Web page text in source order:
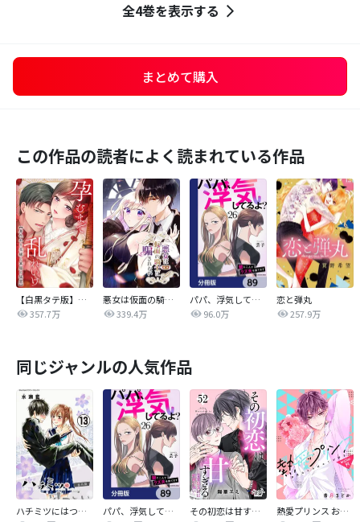
全4巻を表示する
まとめて購入
この作品の読者によく読まれている作品
【白黒タテ版】孕むまで乱れいけ～身代わり花嫁と軍服の猛愛
357.7万
悪女は仮面の騎士に騙されない
339.4万
パパ、浮気してるよ？娘と二人でクズ夫を捨てます【分冊版】
96.0万
恋と弾丸
257.9万
同じジャンルの人気作品
ハチミツにはつこい
パパ、浮気してるよ？娘と二人でクズ夫を捨てます【分冊版】
その初恋は甘すぎる～恋愛処女には刺激が強い～
熱愛プリンス お兄ちゃんはキミが好き